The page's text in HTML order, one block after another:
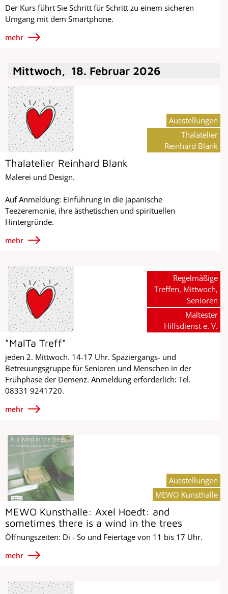
Der Kurs führt Sie Schritt für Schritt zu einem sicheren
Umgang mit dem Smartphone.
mehr
Mittwoch, 18. Februar 2026
Thalatelier Reinhard Blank
Malerei und Design.
Auf Anmeldung: Einführung in die japanische
Teezeremonie, ihre ästhetischen und spirituellen
Hintergründe.
mehr
Ausstellungen
Thalatelier
Reinhard Blank
"MalTa Treff"
jeden 2. Mittwoch. 14-17 Uhr. Spaziergangs- und
Betreuungsgruppe für Senioren und Menschen in der
Frühphase der Demenz. Anmeldung erforderlich: Tel.
08331 9241720.
mehr
Regelmäßige
Treffen, Mittwoch,
Senioren
Maltester
Hilfsdienst e. V.
MEWO Kunsthalle: Axel Hoedt: and
sometimes there is a wind in the trees
Öffnungszeiten: Di - So und Feiertage von 11 bis 17 Uhr.
mehr
Ausstellungen
MEWO Kunsthalle